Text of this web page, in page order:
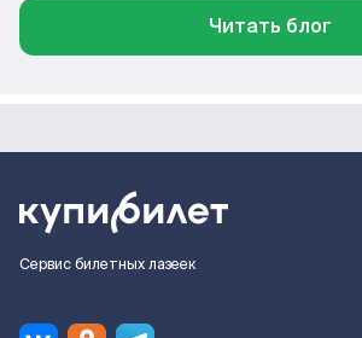
Читать блог
Сервис билетных лазеек